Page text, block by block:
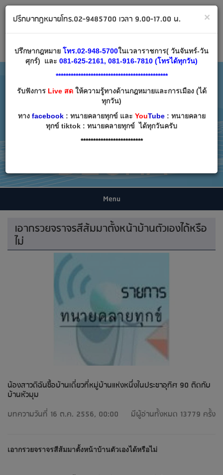
Email:decha007@decha.com
เข้าสู่ระบบ สมัครสมาชิก
Menu
เอากรวยจราจรสีส้มมาตั้งหน้าบ้านตัวเองได้หรือ
ไม่
น้องสาวดิฉันซื้อบ้านเดี่ยวที่หมู่บ้านแห่งหนึ่งในประชาอุทิศ 90 ติดกับ
บ้านหัวมุม
บทความวันที่ 16 ต.ค. 2556, 00:00
มีผู้อ่านทั้งหมด 13779 ครั้ง
เอากรวยจราจรสีส้มมาตั้งหน้าบ้านตัวเองได้หรือไม่
×
ปรึกษากฎหมายโทร.02-9485700 เวลา 9.00-17.00 น.
ปรึกษากฎหมาย โทร.02-948-5700ในเวลาราชการ( วันจันทร์-วัน
ศุกร์) และ 081-625-2161, 081-916-7810 (โทรได้ทุกวัน)
*********************************************
รับฟังการLive สดให้ความรู้ทางด้านกฎหมายและการเมือง (ได้
ทุกวัน)
ทาง facebook: ทนายคลายทุกข์ และ YouTube: ทนายคลาย
ทุกข์ tiktok : ทนายคลายทุกข์ ได้ทุกวันครับ
*************************